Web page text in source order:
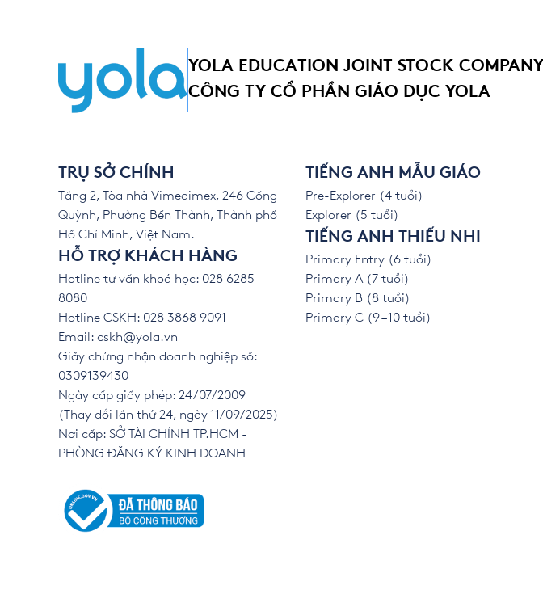
YOLA EDUCATION JOINT STOCK COMPANY
CÔNG TY CỔ PHẦN GIÁO DỤC YOLA
TRỤ SỞ CHÍNH
Tầng 2, Tòa nhà Vimedimex, 246 Cống
Quỳnh, Phường Bến Thành, Thành phố
Hồ Chí Minh, Việt Nam.
HỖ TRỢ KHÁCH HÀNG
Hotline tư vấn khoá học: 028 6285
8080
Hotline CSKH: 028 3868 9091
Email: cskh@yola.vn
Giấy chứng nhận doanh nghiệp số:
0309139430
Ngày cấp giấy phép: 24/07/2009
(Thay đổi lần thứ 24, ngày 11/09/2025)
Nơi cấp: SỞ TÀI CHÍNH TP.HCM -
PHÒNG ĐĂNG KÝ KINH DOANH
TIẾNG ANH MẪU GIÁO
Pre-Explorer (4 tuổi)
Explorer (5 tuổi)
TIẾNG ANH THIẾU NHI
Primary Entry (6 tuổi)
Primary A (7 tuổi)
Primary B (8 tuổi)
Primary C (9 – 10 tuổi)